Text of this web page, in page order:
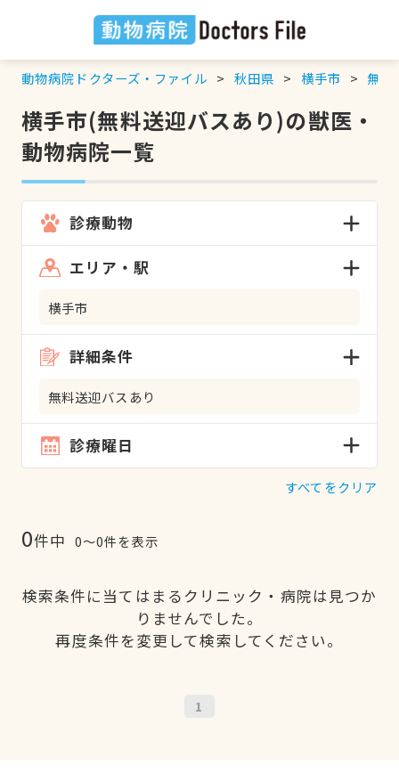
動物病院ドクターズ・ファイル 秋田県 横手市 無料
横手市(無料送迎バスあり)の獣医・
動物病院一覧
診療動物
エリア・駅
横手市
詳細条件
無料送迎バスあり
診療曜日
すべてをクリア
0件中 0〜0件を表示
検索条件に当てはまるクリニック・病院は見つか
りませんでした。
再度条件を変更して検索してください。
1